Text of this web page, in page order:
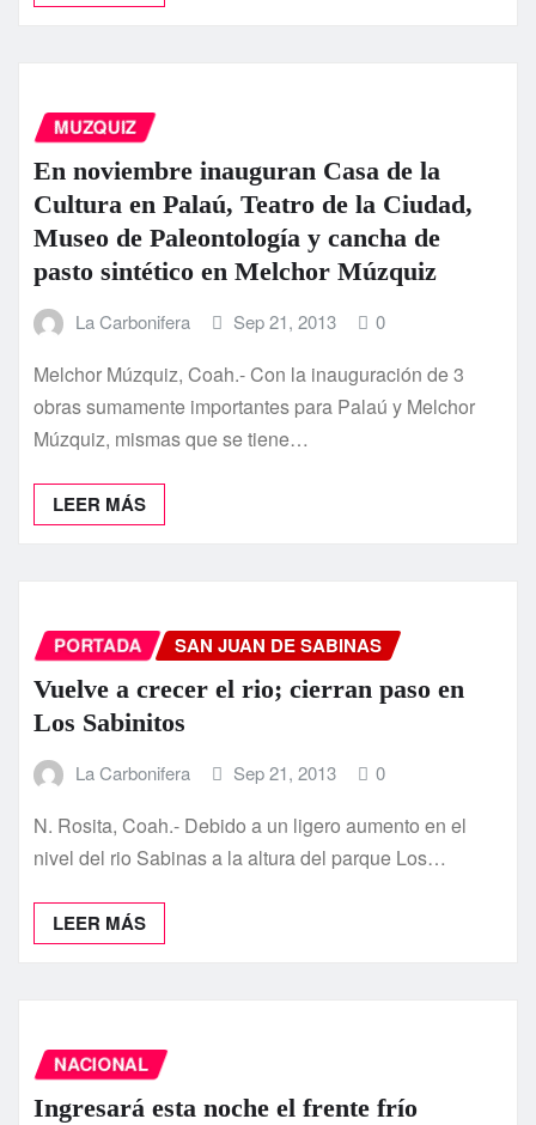
MUZQUIZ
En noviembre inauguran Casa de la
Cultura en Palaú, Teatro de la Ciudad,
Museo de Paleontologí­a y cancha de
pasto sintético en Melchor Múzquiz
La Carbonifera Sep 21, 2013 0
Melchor Múzquiz, Coah.- Con la inauguración de 3
obras sumamente importantes para Palaú y Melchor
Múzquiz, mismas que se tiene…
LEER MÁS
PORTADA SAN JUAN DE SABINAS
Vuelve a crecer el rio; cierran paso en
Los Sabinitos
La Carbonifera Sep 21, 2013 0
N. Rosita, Coah.- Debido a un ligero aumento en el
nivel del rio Sabinas a la altura del parque Los…
LEER MÁS
NACIONAL
Ingresará esta noche el frente frí­o